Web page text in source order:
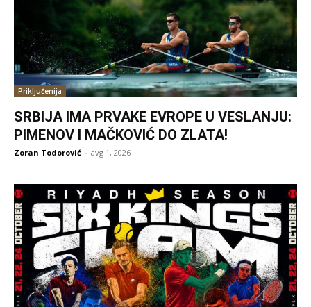
Priključenija
SRBIJA IMA PRVAKE EVROPE U VESLANJU:
PIMENOV I MAČKOVIĆ DO ZLATA!
Zoran Todorović - avg 1, 2026